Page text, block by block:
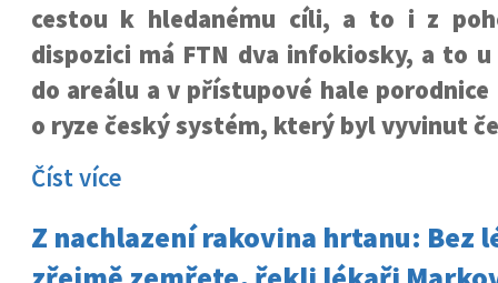
cestou k hledanému cíli, a to i z
dispozici má FTN dva infokiosky, a to
do areálu a v přístupové hale
o ryze český systém, který byl vyvinut
Číst více
Z nachlazení rakovina hrtanu: Bez